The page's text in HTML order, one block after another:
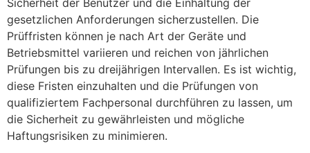
Sicherheit der Benutzer und die Einhaltung der
gesetzlichen Anforderungen sicherzustellen. Die
Prüffristen können je nach Art der Geräte und
Betriebsmittel variieren und reichen von jährlichen
Prüfungen bis zu dreijährigen Intervallen. Es ist wichtig,
diese Fristen einzuhalten und die Prüfungen von
qualifiziertem Fachpersonal durchführen zu lassen, um
die Sicherheit zu gewährleisten und mögliche
Haftungsrisiken zu minimieren.